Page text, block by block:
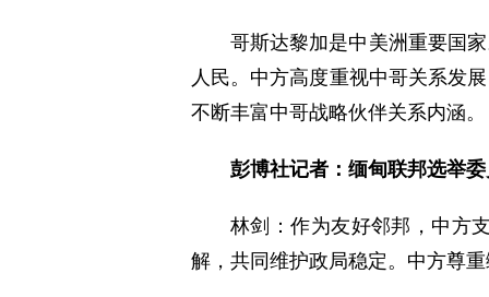
哥斯达黎加是中美洲重要国
人民。中方高度重视中哥关系发
不断丰富中哥战略伙伴关系内涵。
彭博社记者：缅甸联邦选举
林剑：作为友好邻邦，中方
解，共同维护政局稳定。中方尊